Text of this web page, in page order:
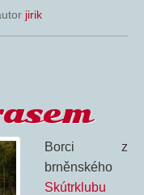
jirik
Borci z
brněnského
Skútrklubu